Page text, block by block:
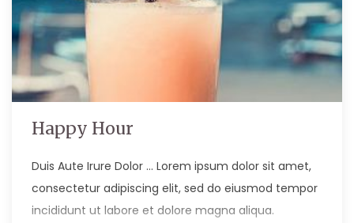
Happy Hour
Duis Aute Irure Dolor … Lorem ipsum dolor sit amet,
consectetur adipiscing elit, sed do eiusmod tempor
incididunt ut labore et dolore magna aliqua.